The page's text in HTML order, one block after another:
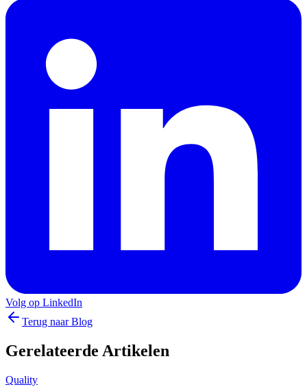
Volg op LinkedIn
Terug naar Blog
Gerelateerde Artikelen
Quality